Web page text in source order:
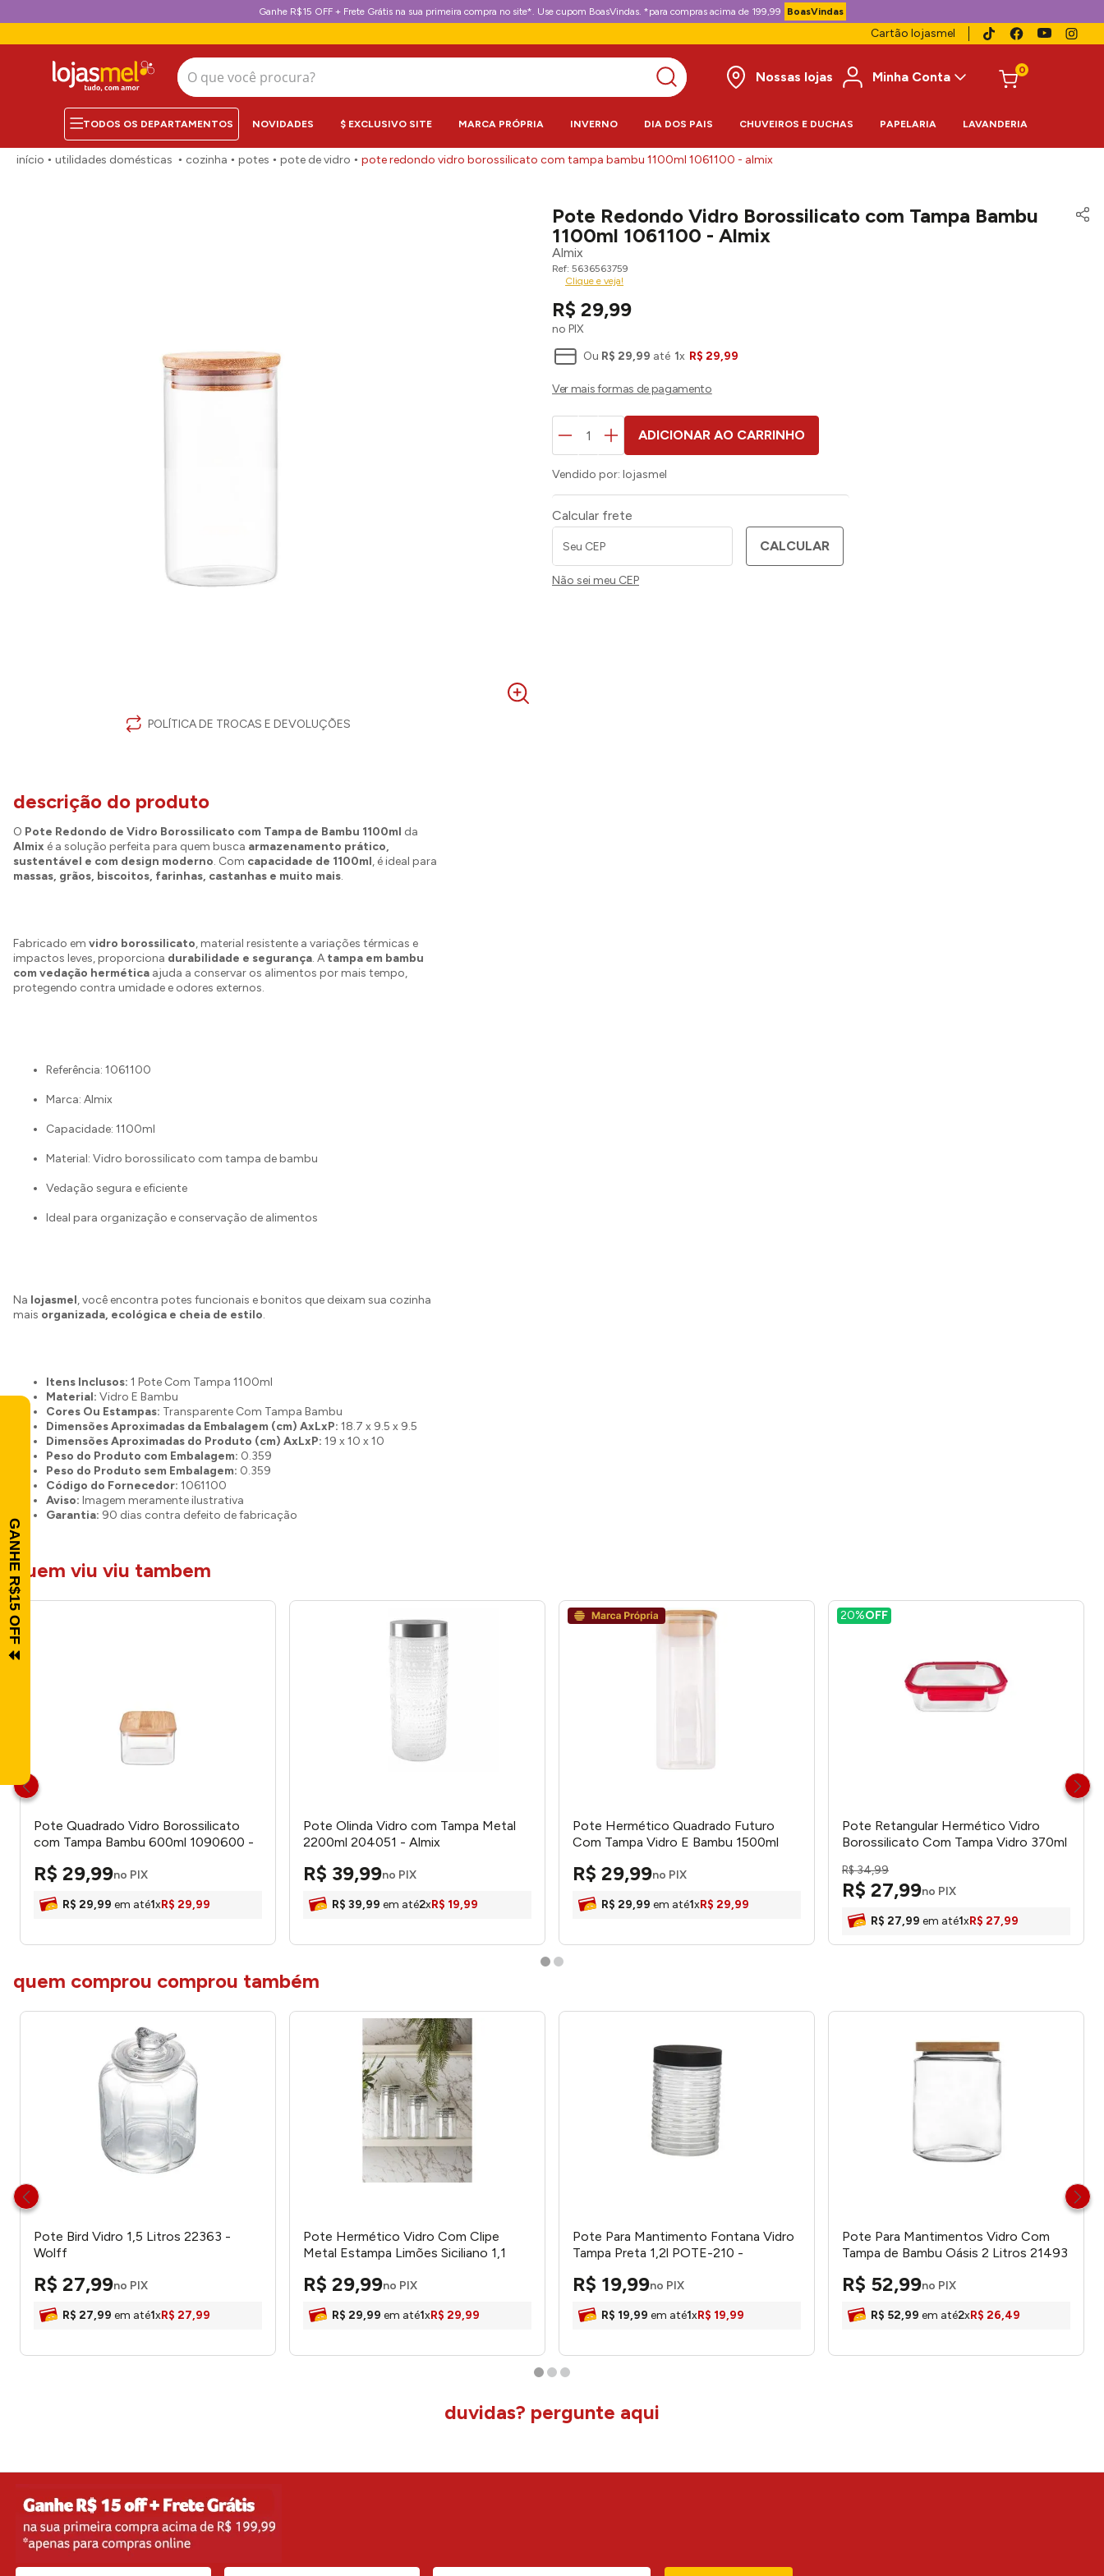
Ganhe R$15 OFF + Frete Grátis na sua primeira compra no site*. Use cupom BoasVindas. *para compras acima de 199,99 BoasVindas
Cartão lojasmel
O que você procura?
Nossas lojas
Minha Conta 0
NOVIDADES $ EXCLUSIVO SITE MARCA PRÓPRIA INVERNO DIA DOS PAIS CHUVEIROS E DUCHAS PAPELARIA LAVANDERIA
utilidades domésticas cozinha potes pote de vidro pote redondo vidro borossilicato com tampa bambu 1100ml 1061100 - almix
POLÍTICA DE TROCAS E DEVOLUÇÕES
Pote Redondo Vidro Borossilicato com Tampa Bambu
1100ml 1061100 - Almix
Almix
5636563759
Clique e veja!
R$ 29,99
no PIX
Ou R$ 29,99 até 1x R$ 29,99
ADICIONAR AO CARRINHO
Vendido por: lojasmel
Calcular frete
CALCULAR
Não sei meu CEP
descrição do produto
O Pote Redondo de Vidro Borossilicato com Tampa de Bambu 1100ml da
Almix é a solução perfeita para quem busca armazenamento prático,
sustentável e com design moderno. Com capacidade de 1100ml, é ideal para
massas, grãos, biscoitos, farinhas, castanhas e muito mais.
Fabricado em vidro borossilicato, material resistente a variações térmicas e
impactos leves, proporciona durabilidade e segurança. A tampa em bambu
com vedação hermética ajuda a conservar os alimentos por mais tempo,
protegendo contra umidade e odores externos.
Referência: 1061100
Marca: Almix
Capacidade: 1100ml
Material: Vidro borossilicato com tampa de bambu
Vedação segura e eficiente
Ideal para organização e conservação de alimentos
Na lojasmel, você encontra potes funcionais e bonitos que deixam sua cozinha
mais organizada, ecológica e cheia de estilo.
Itens Inclusos: 1 Pote Com Tampa 1100ml
Material: Vidro E Bambu
Cores Ou Estampas: Transparente Com Tampa Bambu
Dimensões Aproximadas da Embalagem (cm) AxLxP: 18.7 x 9.5 x 9.5
Dimensões Aproximadas do Produto (cm) AxLxP: 19 x 10 x 10
Peso do Produto com Embalagem: 0.359
Peso do Produto sem Embalagem: 0.359
Código do Fornecedor: 1061100
Aviso: Imagem meramente ilustrativa
Garantia: 90 dias contra defeito de fabricação
quem viu viu tambem
Pote Quadrado Vidro Borossilicato
com Tampa Bambu 600ml 1090600 -
R$ 29,99no PIX
R$ 29,99 em até1xR$ 29,99
Pote Olinda Vidro com Tampa Metal
2200ml 204051 - Almix
R$ 39,99no PIX
R$ 39,99 em até2xR$ 19,99
Pote Hermético Quadrado Futuro
Com Tampa Vidro E Bambu 1500ml
honeyhome
R$ 29,99no PIX
R$ 29,99 em até1xR$ 29,99
20%OFF
Pote Retangular Hermético Vidro
Borossilicato Com Tampa Vidro 370ml
R$34,99
R$ 27,99no PIX
R$ 27,99 em até1xR$ 27,99
quem comprou comprou também
Pote Bird Vidro 1,5 Litros 22363 -
Wolff
R$ 27,99no PIX
R$ 27,99 em até1xR$ 27,99
Pote Hermético Vidro Com Clipe
Metal Estampa Limões Siciliano 1,1
R$ 29,99no PIX
R$ 29,99 em até1xR$ 29,99
Pote Para Mantimento Fontana Vidro
Tampa Preta 1,2l POTE-210 -
R$ 19,99no PIX
R$ 19,99 em até1xR$ 19,99
Pote Para Mantimentos Vidro Com
Tampa de Bambu Oásis 2 Litros 21493
R$ 52,99no PIX
R$ 52,99 em até2xR$ 26,49
duvidas? pergunte aqui